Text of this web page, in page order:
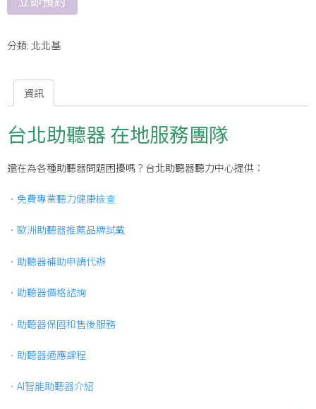
分類: 北北基
資訊
台北助聽器 在地服務團隊
還在為各種助聽器問題困擾嗎？台北助聽器聽力中心提供：
．免費專業聽力健康檢查
．歐洲助聽器推薦品牌試戴
．助聽器補助申請代辦
．助聽器價格諮詢
．助聽器保固和售後服務
．助聽器適應課程
．AI智能助聽器介紹